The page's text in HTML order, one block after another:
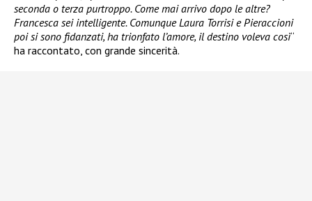
seconda o terza purtroppo. Come mai arrivo dopo le altre?
Francesca sei intelligente. Comunque Laura Torrisi e Pieraccioni
poi si sono fidanzati, ha trionfato l’amore, il destino voleva così“
ha raccontato, con grande sincerità.